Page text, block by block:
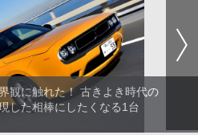
観に触れた！ 古きよき時代の
した相棒にしたくなる1台